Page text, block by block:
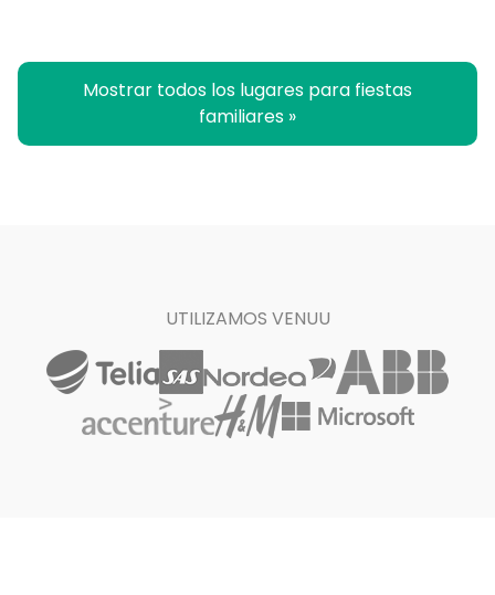
Mostrar todos los lugares para fiestas
familiares »
UTILIZAMOS VENUU